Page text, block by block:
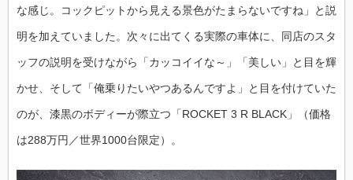
な感じ。コックピットから見える景色がたまらないですね」と説
明を加えていました。次々に出てくる実際の車体に、同店のスタ
ッフの説明を受けながら「カッコイイな～」「美しい」と目を輝
かせ、そして「俺乗りたいやつあるんですよ」と目を付けていた
のが、漆黒のボディーが際立つ「ROCKET 3 R BLACK」（価格
は288万円／世界1000台限定）。